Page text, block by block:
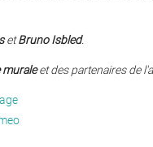
etBruno Isbled.
muraleet des partenaires de